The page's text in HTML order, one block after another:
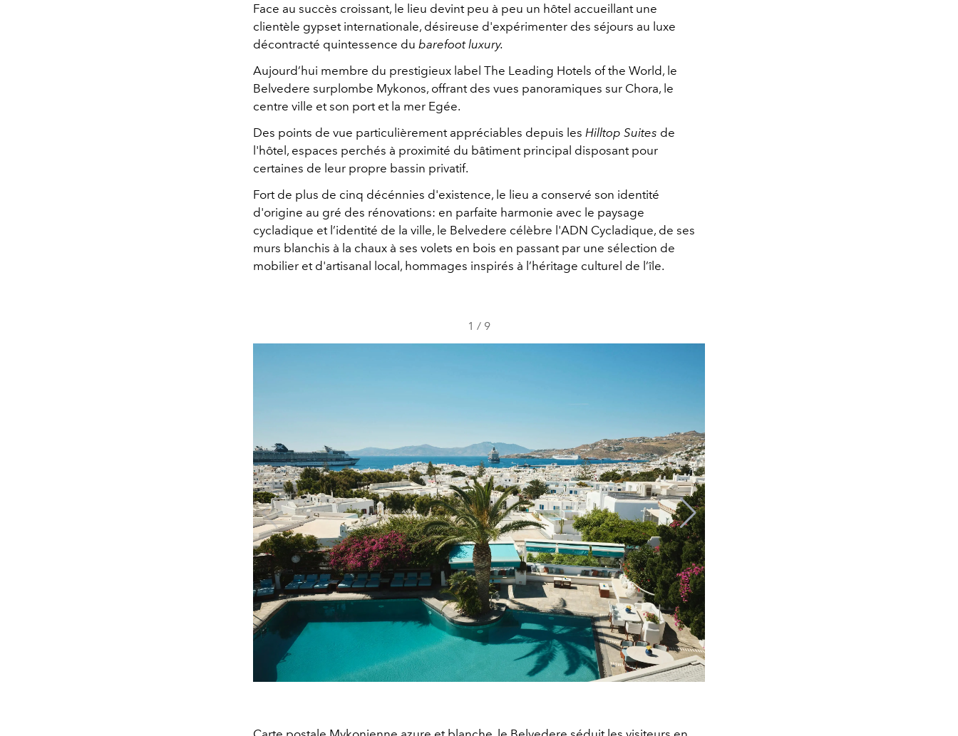
Face au succès croissant, le lieu devint peu à peu un hôtel accueillant une
clientèle gypset internationale, désireuse d'expérimenter des séjours au luxe
décontracté quintessence du barefoot luxury.
Aujourd’hui membre du prestigieux label The Leading Hotels of the World, le
Belvedere surplombe Mykonos, offrant des vues panoramiques sur Chora, le
centre ville et son port et la mer Egée.
Des points de vue particulièrement appréciables depuis les Hilltop Suites de
l'hôtel, espaces perchés à proximité du bâtiment principal disposant pour
certaines de leur propre bassin privatif.
Fort de plus de cinq décénnies d'existence, le lieu a conservé son identité
d'origine au gré des rénovations: en parfaite harmonie avec le paysage
cycladique et l’identité de la ville, le Belvedere célèbre l'ADN Cycladique, de ses
murs blanchis à la chaux à ses volets en bois en passant par une sélection de
mobilier et d'artisanal local, hommages inspirés à l’héritage culturel de l’île.
1 / 9